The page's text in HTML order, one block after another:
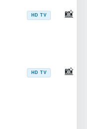
HD TV 📸
HD TV 📸